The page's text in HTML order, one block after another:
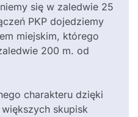
się w zaledwie 25
PKP dojedziemy
miejskim, którego
200 m. od
charakteru dzięki
skupisk